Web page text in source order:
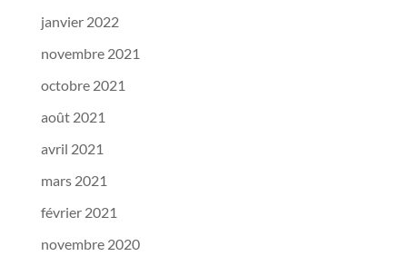
janvier 2022
novembre 2021
octobre 2021
août 2021
avril 2021
mars 2021
février 2021
novembre 2020